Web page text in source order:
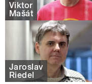
Viktor
Mašát
Jaroslav
Riedel